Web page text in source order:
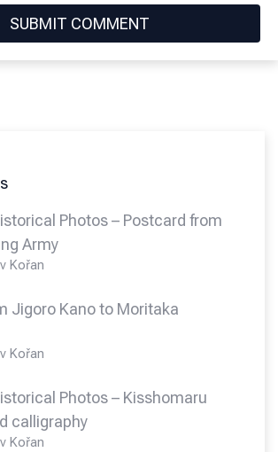
Photos – Postcard from
Army
Kořan
Jigoro Kano to Moritaka
Kořan
Photos – Kisshomaru
calligraphy
Kořan